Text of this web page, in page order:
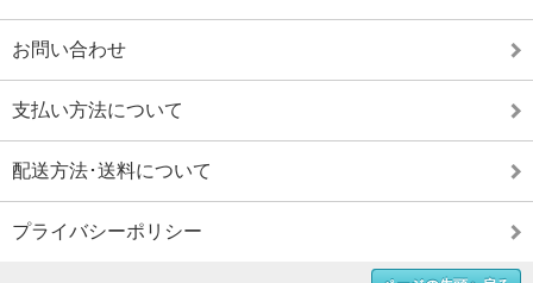
お問い合わせ
支払い方法について
配送方法･送料について
プライバシーポリシー